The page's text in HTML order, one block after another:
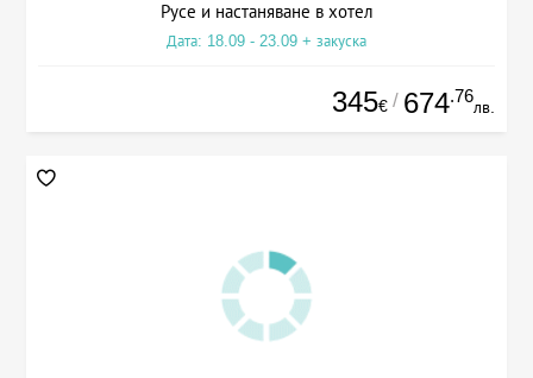
Русе и настаняване в хотел
Дата: 18.09 - 23.09 + закуска
345€ / 674.76
лв.